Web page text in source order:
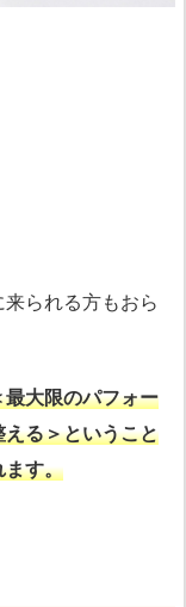
られる方もおら
最大限のパフォー
る＞ということ
ます。